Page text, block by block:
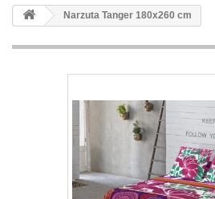
Narzuta Tanger 180x260 cm